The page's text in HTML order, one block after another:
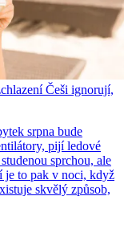
Češi ignorují,
srpna bude
pijí ledové
sprchou, ale
je to pak v noci, když
skvělý způsob,